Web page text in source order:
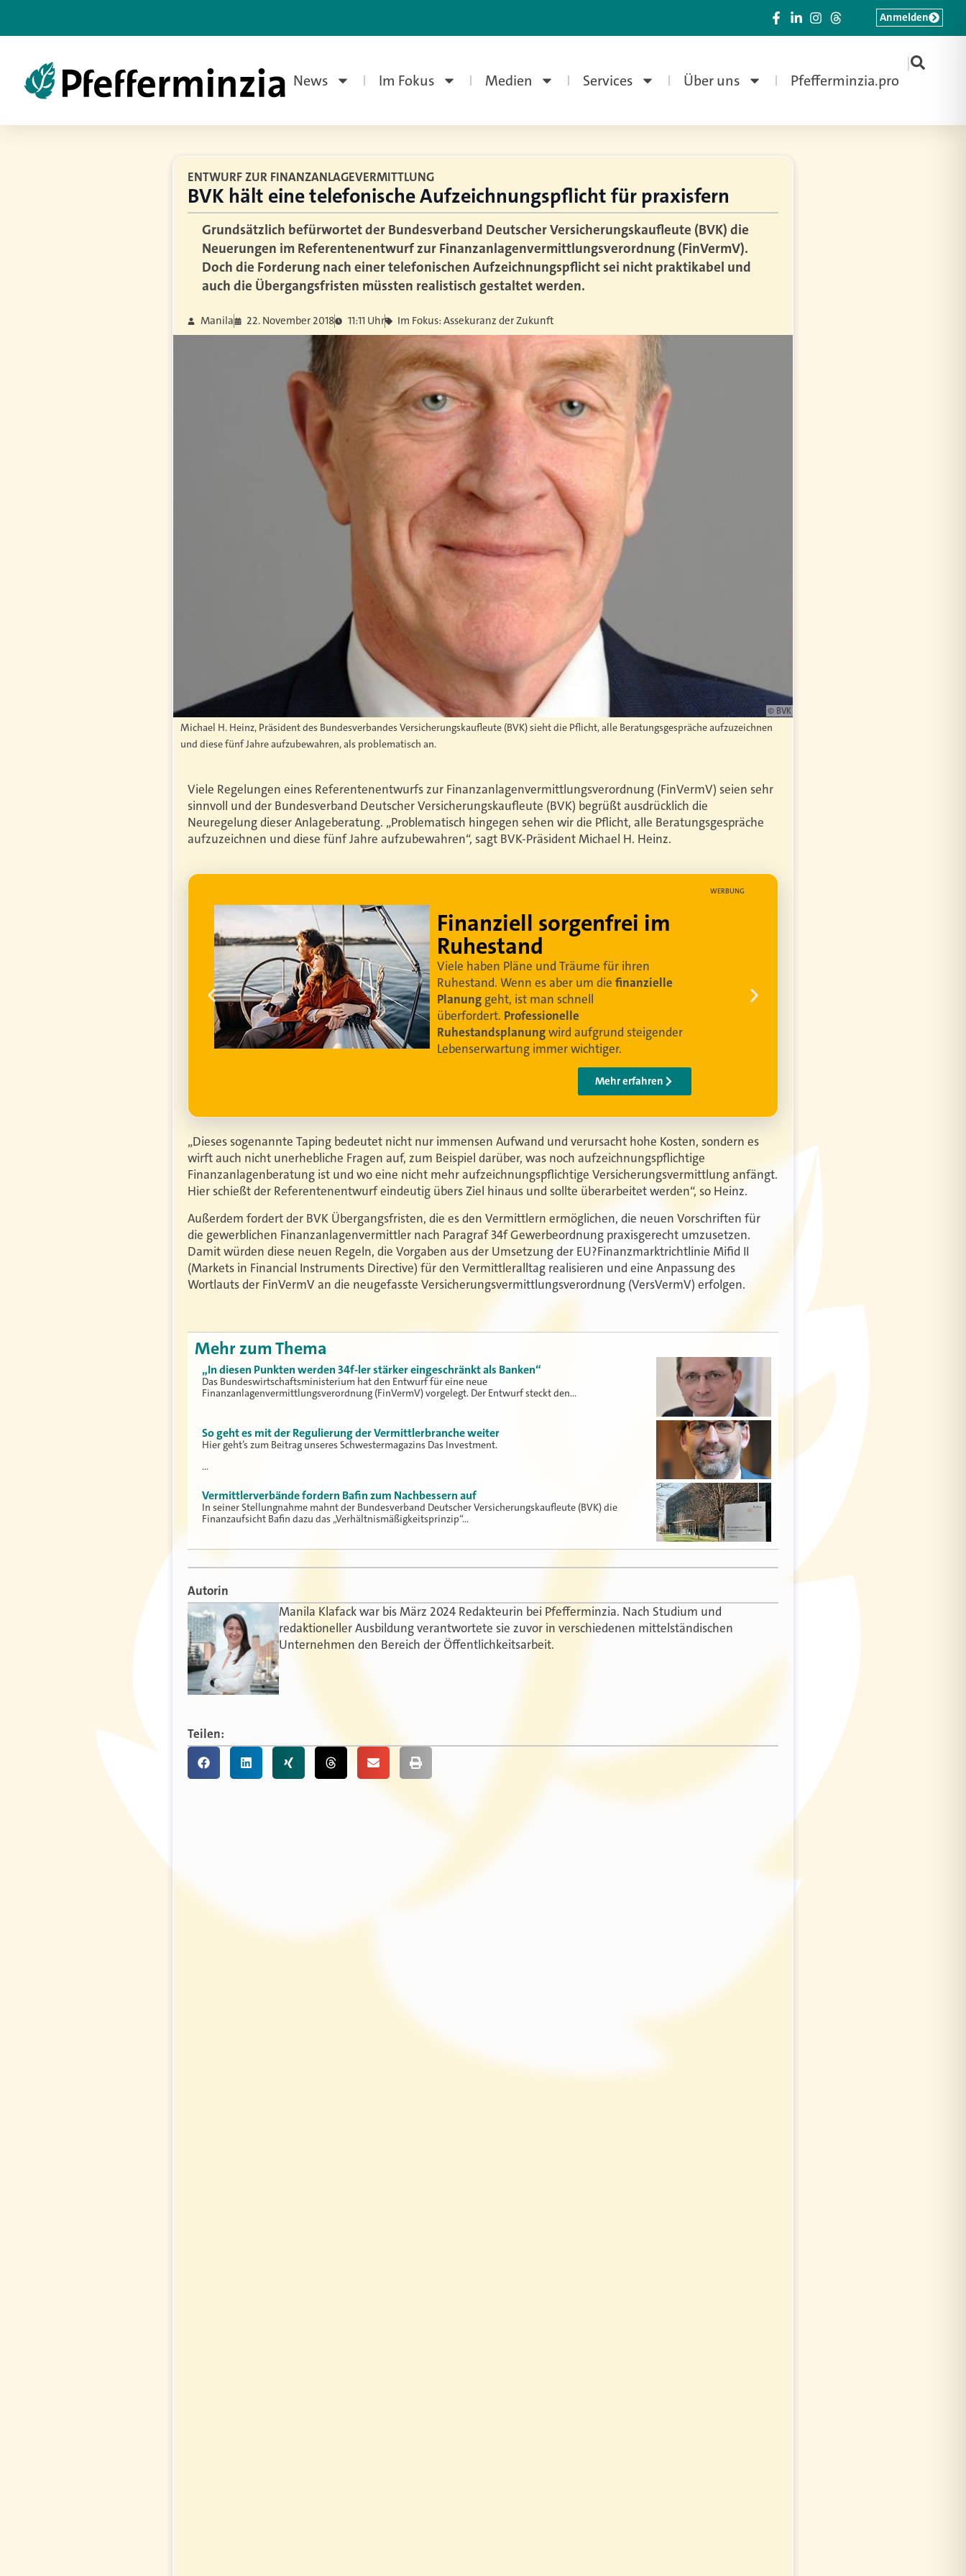
News Im Fokus Medien Services Über uns Pfefferminzia.pro
|
Anmelden
ENTWURF ZUR FINANZANLAGEVERMITTLUNG
BVK hält eine telefonische Aufzeichnungspflicht für praxisfern
Grundsätzlich befürwortet der Bundesverband Deutscher Versicherungskaufleute (BVK) die
Neuerungen im Referentenentwurf zur Finanzanlagenvermittlungsverordnung (FinVermV).
Doch die Forderung nach einer telefonischen Aufzeichnungspflicht sei nicht praktikabel und
auch die Übergangsfristen müssten realistisch gestaltet werden.
Manila 22. November 2018 11:11 Uhr Im Fokus: Assekuranz der Zukunft
© BVK
Michael H. Heinz, Präsident des Bundesverbandes Versicherungskaufleute (BVK) sieht die Pflicht, alle Beratungsgespräche aufzuzeichnen
und diese fünf Jahre aufzubewahren, als problematisch an.
Viele Regelungen eines Referentenentwurfs zur Finanzanlagenvermittlungsverordnung (FinVermV) seien sehr
sinnvoll und der Bundesverband Deutscher Versicherungskaufleute (BVK) begrüßt ausdrücklich die
Neuregelung dieser Anlageberatung. „Problematisch hingegen sehen wir die Pflicht, alle Beratungsgespräche
aufzuzeichnen und diese fünf Jahre aufzubewahren“, sagt BVK-Präsident Michael H. Heinz.
WERBUNG
Lebe dein bestes Leben
Um sorgenfrei in den Ruhestand zu blicken,
braucht esprofessionelle Ruhestandsplanung
Damit Ihre Kundinnen und Kunden
ihr bestes
Leben leben können
Video anschauen
„Dieses sogenannte Taping bedeutet nicht nur immensen Aufwand und verursacht hohe Kosten, sondern es
wirft auch nicht unerhebliche Fragen auf, zum Beispiel darüber, was noch aufzeichnungspflichtige
Finanzanlagenberatung ist und wo eine nicht mehr aufzeichnungspflichtige Versicherungsvermittlung anfängt.
Hier schießt der Referentenentwurf eindeutig übers Ziel hinaus und sollte überarbeitet werden“, so Heinz.
Außerdem fordert der BVK Übergangsfristen, die es den Vermittlern ermöglichen, die neuen Vorschriften für
die gewerblichen Finanzanlagenvermittler nach Paragraf 34f Gewerbeordnung praxisgerecht umzusetzen.
Damit würden diese neuen Regeln, die Vorgaben aus der Umsetzung der EU?Finanzmarktrichtlinie Mifid II
(Markets in Financial Instruments Directive) für den Vermittleralltag realisieren und eine Anpassung des
Wortlauts der FinVermV an die neugefasste Versicherungsvermittlungsverordnung (VersVermV) erfolgen.
Mehr zum Thema
„In diesen Punkten werden 34f-ler stärker eingeschränkt als Banken“
Das Bundeswirtschaftsministerium hat den Entwurf für eine neue
Finanzanlagenvermittlungsverordnung (FinVermV) vorgelegt. Der Entwurf steckt den…
So geht es mit der Regulierung der Vermittlerbranche weiter
Hier geht’s zum Beitrag unseres Schwestermagazins Das Investment.
…
Vermittlerverbände fordern Bafin zum Nachbessern auf
In seiner Stellungnahme mahnt der Bundesverband Deutscher Versicherungskaufleute (BVK) die
Finanzaufsicht Bafin dazu das „Verhältnismäßigkeitsprinzip“…
Autorin
Manila Klafack war bis März 2024 Redakteurin bei Pfefferminzia. Nach Studium und
redaktioneller Ausbildung verantwortete sie zuvor in verschiedenen mittelständischen
Unternehmen den Bereich der Öffentlichkeitsarbeit.
Teilen: